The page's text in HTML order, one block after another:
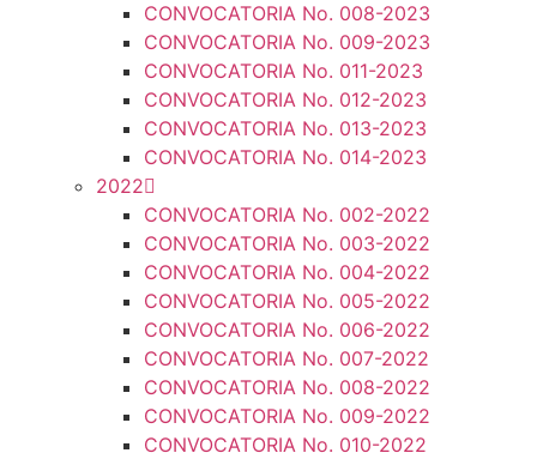
CONVOCATORIA No. 008-2023
CONVOCATORIA No. 009-2023
CONVOCATORIA No. 011-2023
CONVOCATORIA No. 012-2023
CONVOCATORIA No. 013-2023
CONVOCATORIA No. 014-2023
2022
CONVOCATORIA No. 002-2022
CONVOCATORIA No. 003-2022
CONVOCATORIA No. 004-2022
CONVOCATORIA No. 005-2022
CONVOCATORIA No. 006-2022
CONVOCATORIA No. 007-2022
CONVOCATORIA No. 008-2022
CONVOCATORIA No. 009-2022
CONVOCATORIA No. 010-2022